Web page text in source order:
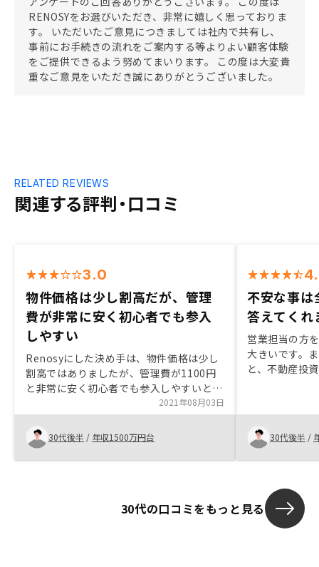
RENOSYをお選びいただき、非常に嬉しく思っておりま
す。 いただいたご意見につきましては社内で共有し、
事前にお手続きの流れをご案内する等よりよい顧客体験
をご提供できるよう努めてまいります。 この度は大変貴
重なご意見をいただき誠にありがとうございました。
関連する評判・口コミ
RELATED REVIEWS
3.0
物件価格は少し割高だが、管理
費が非常に安く初心者でも参入
しやすい
Renosyにした決め手は、物件価格は少し
割高ではありましたが、管理費が1100円
と非常に安く初心者でも参入しやすいとこ
ろにありました。物件的には良いところを
購入できました。
2021年08月03日
30代後半 / 年収1500万円台
不安な事は
答えてくれ
営業担当の方
大きいです。
と、不動産投
トフォリオを
うレバレッジ
産投資は魅力
資のリスクで
きました。
30代後半 /
30代の口コミをもっと見る